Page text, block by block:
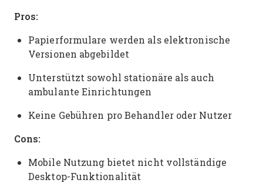
Pros:
Papierformulare werden als elektronische
Versionen abgebildet
Unterstützt sowohl stationäre als auch
ambulante Einrichtungen
Keine Gebühren pro Behandler oder Nutzer
Cons:
Mobile Nutzung bietet nicht vollständige
Desktop-Funktionalität